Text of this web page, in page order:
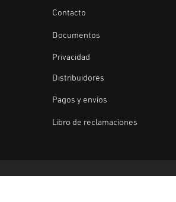
Contacto
Documentos
Privacidad
Distribuidores
Pagos y envíos
Libro de reclamaciones